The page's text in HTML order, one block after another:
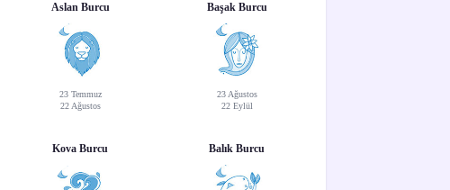
Aslan Burcu
23 Temmuz
22 Ağustos
Başak Burcu
23 Ağustos
22 Eylül
Kova Burcu Balık Burcu